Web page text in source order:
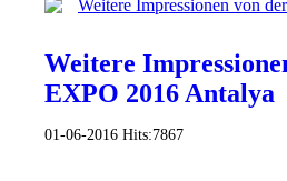
Weitere
EXPO 2016 Antalya
01-06-2016 Hits:7867